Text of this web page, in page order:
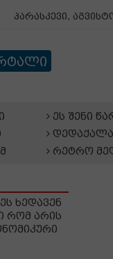
პარასკევი,
ეს შენი
რეტრო
ხედავენ
რომ არის